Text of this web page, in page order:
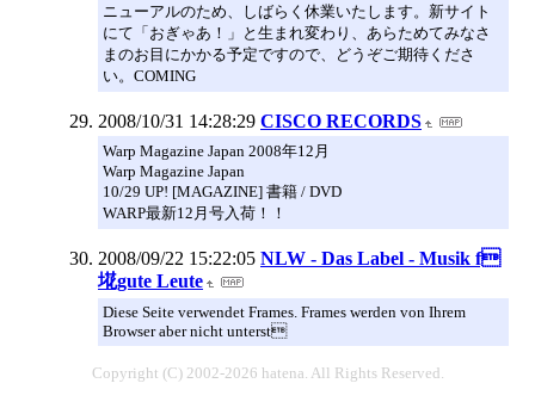
ニューアルのため、しばらく休業いたします。新サイト
にて「おぎゃあ！」と生まれ変わり、あらためてみなさ
まのお目にかかる予定ですので、どうぞご期待くださ
い。COMING
2008/10/31 14:28:29 CISCO RECORDS
Warp Magazine Japan 2008年12月
Warp Magazine Japan
10/29 UP! [MAGAZINE] 書籍 / DVD
WARP最新12月号入荷！！
2008/09/22 15:22:05 NLW - Das Label - Musik f
埖gute Leute
Diese Seite verwendet Frames. Frames werden von Ihrem
Browser aber nicht unterst
Copyright (C) 2002-2026 hatena. All Rights Reserved.